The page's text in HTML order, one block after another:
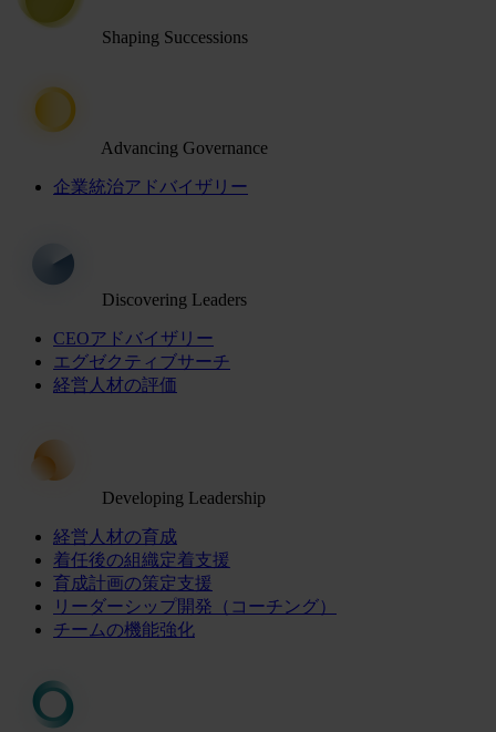
Shaping Successions
Advancing Governance
企業統治アドバイザリー
Discovering Leaders
CEOアドバイザリー
エグゼクティブサーチ
経営人材の評価
Developing Leadership
経営人材の育成
着任後の組織定着支援
育成計画の策定支援
リーダーシップ開発（コーチング）
チームの機能強化